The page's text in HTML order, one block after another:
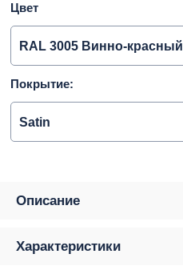
Цвет
RAL 3005 Винно-красный
Покрытие:
Satin
Описание
Характеристики